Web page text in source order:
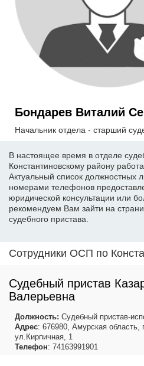
Бондарев Виталий
Начальник отдела - старший
В настоящее время в отделе
Константиновскому району
Актуальный список должностных
номерами телефонов
юридической консультации или
рекомендуем Вам зайти на
судебного пристава.
Сотрудники ОСП по
Судебный пристав
Валерьевна
Должность: Судебный пристав-
Адрес: 676980, Амурская область,
ул.Кирпичная, 1
Телефон: 74163991901